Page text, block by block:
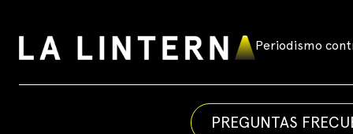
content
Periodismo
La
PREGUNTAS